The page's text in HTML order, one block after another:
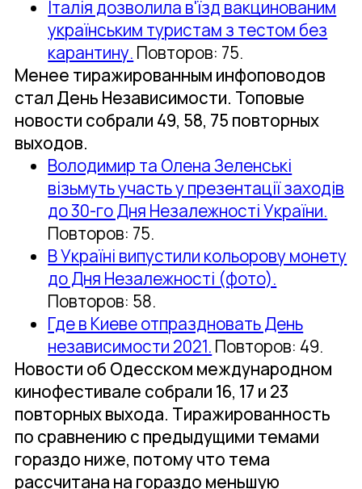
Італія дозволила в'їзд вакцинованим
українським туристам з тестом без
карантину. Повторов: 75.
Менее тиражированным инфоповодов
стал День Независимости. Топовые
новости собрали 49, 58, 75 повторных
выходов.
Володимир та Олена Зеленські
візьмуть участь у презентації заходів
до 30-го Дня Незалежності України.
Повторов: 75.
В Україні випустили кольорову монету
до Дня Незалежності (фото).
Повторов: 58.
Где в Киеве отпраздновать День
независимости 2021. Повторов: 49.
Новости об Одесском международном
кинофестивале собрали 16, 17 и 23
повторных выхода. Тиражированность
по сравнению с предыдущими темами
гораздо ниже, потому что тема
рассчитана на гораздо меньшую